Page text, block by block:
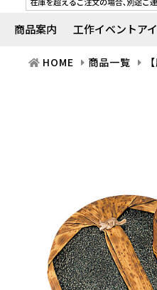
商品案内 工作イベントア
HOME 商品一覧